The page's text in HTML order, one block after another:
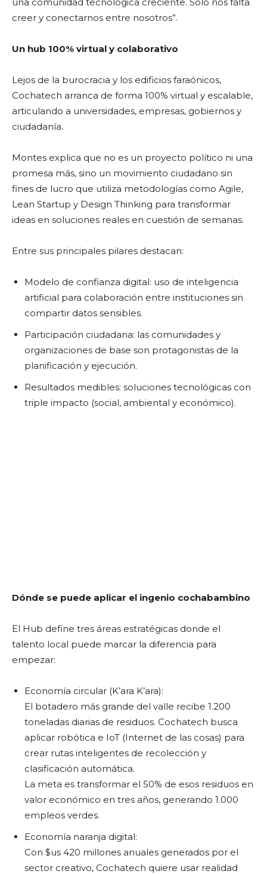
creer y conectarnos entre nosotros”.
Un hub 100% virtual y colaborativo
Lejos de la burocracia y los edificios faraónicos,
Cochatech arranca de forma 100% virtual y escalable,
articulando a universidades, empresas, gobiernos y
ciudadanía.
Montes explica que no es un proyecto político ni una
promesa más, sino un movimiento ciudadano sin
fines de lucro que utiliza metodologías como Agile,
Lean Startup y Design Thinking para transformar
ideas en soluciones reales en cuestión de semanas.
Entre sus principales pilares destacan:
Modelo de confianza digital: uso de inteligencia
artificial para colaboración entre instituciones sin
compartir datos sensibles.
Participación ciudadana: las comunidades y
organizaciones de base son protagonistas de la
planificación y ejecución.
Resultados medibles: soluciones tecnológicas con
triple impacto (social, ambiental y económico).
Dónde se puede aplicar el ingenio cochabambino
El Hub define tres áreas estratégicas donde el
talento local puede marcar la diferencia para
empezar:
Economía circular (K’ara K’ara):
El botadero más grande del valle recibe 1.200
toneladas diarias de residuos. Cochatech busca
aplicar robótica e IoT (Internet de las cosas) para
crear rutas inteligentes de recolección y
clasificación automática.
La meta es transformar el 50% de esos residuos en
valor económico en tres años, generando 1.000
empleos verdes.
Economía naranja digital:
Con $us 420 millones anuales generados por el
sector creativo, Cochatech quiere usar realidad